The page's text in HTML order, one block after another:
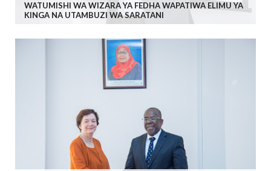
WATUMISHI WA WIZARA YA FEDHA WAPATIWA ELIMU YA
KINGA NA UTAMBUZI WA SARATANI